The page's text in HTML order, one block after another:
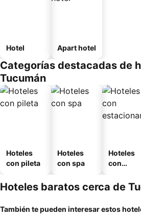
Hotel Apart hotel
Categorías destacadas de
Tucumán
Hoteles
con pileta
Hoteles
con spa
Hoteles
con
miento
Hoteles baratos cerca de
También te pueden interesar estos